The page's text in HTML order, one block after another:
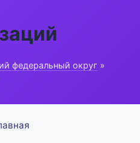
федеральный округ »